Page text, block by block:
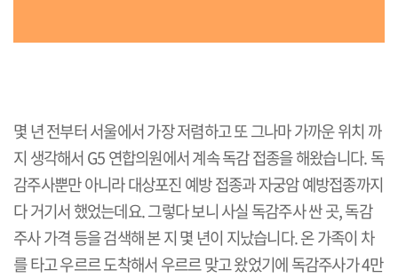
몇 년 전부터 서울에서 가장 저렴하고 또 그나마 가까운 위치 까
지 생각해서 G5 연합의원에서 계속 독감 접종을 해왔습니다. 독
감주사뿐만 아니라 대상포진 예방 접종과 자궁암 예방접종까지
다 거기서 했었는데요. 그렇다 보니 사실 독감주사 싼 곳, 독감
주사 가격 등을 검색해 본 지 몇 년이 지났습니다. 온 가족이 차
를 타고 우르르 도착해서 우르르 맞고 왔었기에 독감주사가 4만